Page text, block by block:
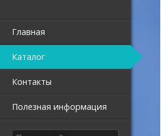
Главная
Каталог
Контакты
Полезная информация